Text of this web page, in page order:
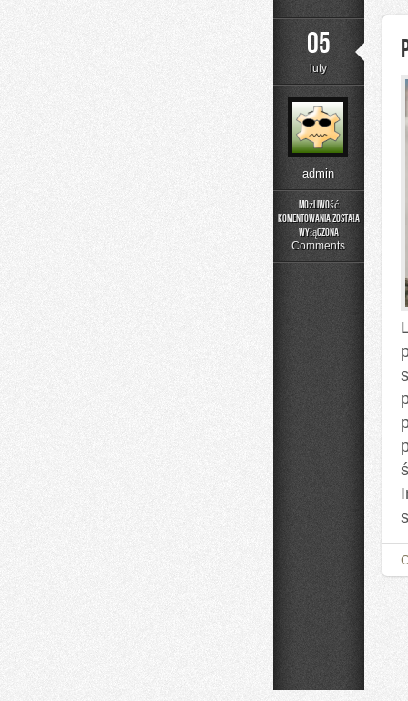
05
luty
admin
Możliwość
komentowania
Przedsiębiorczość
została
wyłączona
Comments